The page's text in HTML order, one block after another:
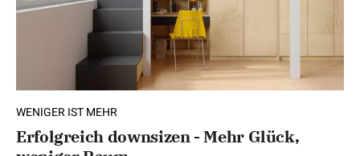
WENIGER IST MEHR
Erfolgreich downsizen - Mehr Glück,